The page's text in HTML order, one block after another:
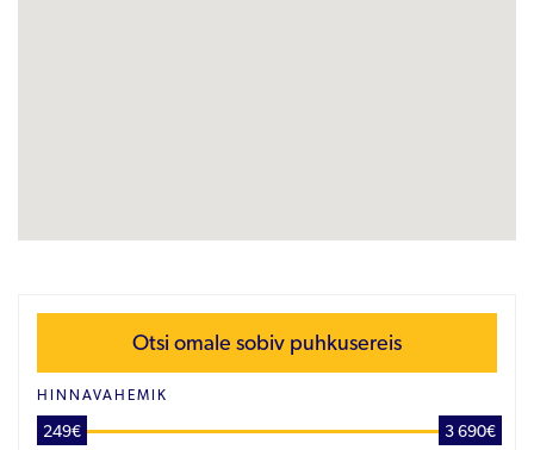
Otsi omale sobiv puhkusereis
HINNAVAHEMIK
249€ 3 690€